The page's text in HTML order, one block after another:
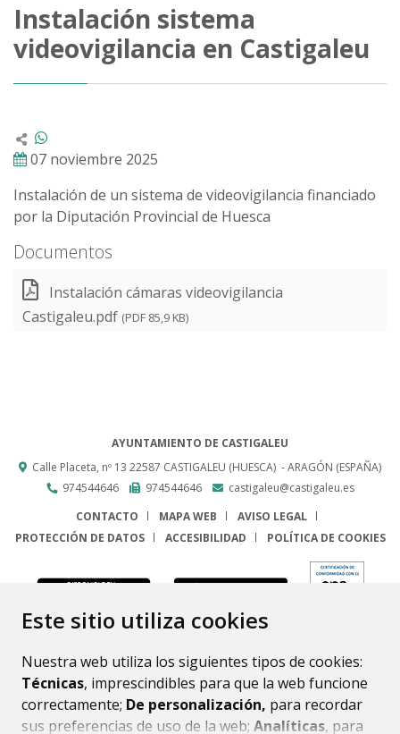
Este sitio utiliza cookies
Nuestra web utiliza los siguientes tipos de cookies:
Técnicas, imprescindibles para que la web funcione
correctamente; De personalización, para recordar
sus preferencias de uso de la web; Analíticas, para
Instalación sistema
videovigilancia en Castigaleu
07 noviembre 2025
Instalación de un sistema de videovigilancia financiado
por la Diputación Provincial de Huesca
Documentos
Instalación cámaras videovigilancia
Castigaleu.pdf (PDF 85,9 KB)
AYUNTAMIENTO DE CASTIGALEU
Calle Placeta, nº 13 22587 CASTIGALEU (HUESCA) - ARAGÓN (ESPAÑA)
974544646
974544646
castigaleu@castigaleu.es
CONTACTO
MAPA WEB
AVISO LEGAL
PROTECCIÓN DE DATOS
ACCESIBILIDAD POLÍTICA DE COOKIES